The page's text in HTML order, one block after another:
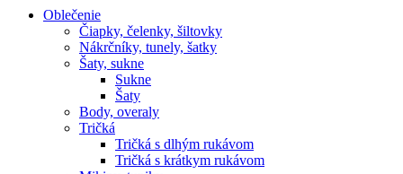
Oblečenie
Čiapky, čelenky, šiltovky
Nákrčníky, tunely, šatky
Šaty, sukne
Sukne
Šaty
Body, overaly
Tričká
Tričká s dlhým rukávom
Tričká s krátkym rukávom